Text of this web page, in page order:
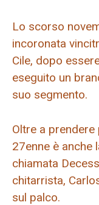
Lo scorso
incoronata
Cile, dopo
eseguito un
suo segmento.
Oltre a
27enne è anche
chiamata
chitarrista,
sul palco.